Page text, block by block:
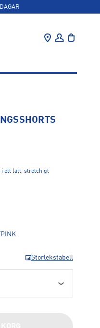
i ett lätt, stretchigt
Storlekstabell